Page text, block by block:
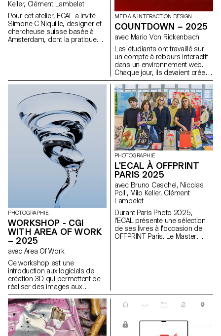
Keller, Clément Lambelet
Pour cet atelier, ECAL a invité
Simone C Niquille, designer et
chercheuse suisse basée à
Amsterdam, dont la pratique
représentation des corps et
des objets dans la culture
visuelle contemporaine. À
travers sa plateforme de
recherche Technoflesh, Niquille
examine les infrastructures qui
sous-tendent l’imagerie
numérique (des banques
d’images et bibliothèques
d’objets 3D aux systèmes de
vision automatisée) ainsi que
les présupposés culturels qui y
sont intégrés. Son travail met
en évidence comment les jeux
de données, les logiciels de
rendu et les standards visuels
influencent la manière dont les
corps, les matériaux et les
environnements sont
modélisés et compris.
MEDIA & INTERACTION DESIGN
COUNTDOWN – 2025
avec Mario Von Rickenbach
Les étudiants ont travaillé sur
un compte à rebours interactif
dans un environnement web.
Chaque jour, ils devaient créer
une nouvelle esquisse, ce qui
leur a permis de constituer leur
propre collection, qui pouvait
également être combinée avec
les projets de l'ensemble de la
classe.
PHOTOGRAPHIE
WORKSHOP - CGI
WITH AREA OF WORK
– 2025
avec Area Of Work
Ce workshop est une
introduction aux logiciels de
création 3D qui permettent de
réaliser des images aux
qualités photographiques qui
ne sont pas des
photographies.
PHOTOGRAPHIE
L'ECAL À OFFPRINT
PARIS 2025
avec Bruno Ceschel, Nicolas
Polli, Milo Keller, Clément
Lambelet
Durant Paris Photo 2025,
l'ECAL présente une sélection
de ses livres à l'occasion de
OFFPRINT Paris. Le Master
projets et des histoires qui se
ouvrages.